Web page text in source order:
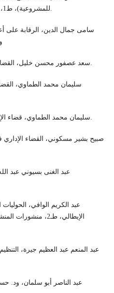
للمشروعية)، ط1، دار النهضة العربية، القاهرة، 2009.
سامى جمال الدين، الرقابة على
سعد عصفور محسن خليل، القضاء الإداري، دار النهضة العربية، ط1.
سليمان محمد الطماوي،
سليمان محمد الطماوي، قضاء الإلغاء، دار الفكر العربي، ط1، 2015.
عبد الغنى بسيوني عبد
عبد الكريم الوافي،
الإيطالي، طـ2،